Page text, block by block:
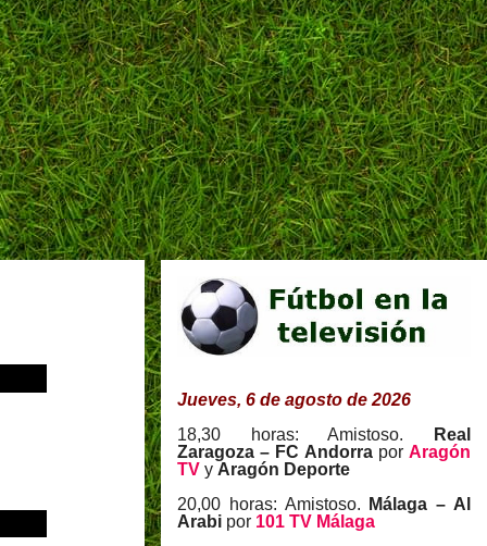
Jueves, 6 de agosto de 2026
18,30 horas: Amistoso.
Real
Zaragoza – FC Andorra porAragón
TV y Aragón Deporte
20,00 horas: Amistoso.
Málaga – Al
Arabi por 101 TV Málaga